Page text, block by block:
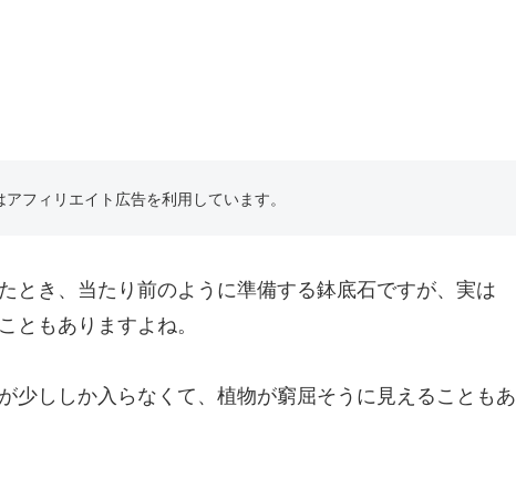
フィリエイト広告を利用しています。
とき、当たり前のように準備する鉢底石ですが、実は
ともありますよね。
少ししか入らなくて、植物が窮屈そうに見えることもあ